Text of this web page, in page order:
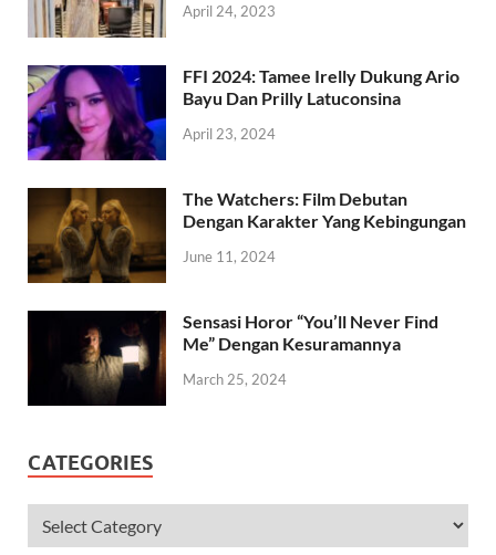
April 24, 2023
FFI 2024: Tamee Irelly Dukung Ario
Bayu Dan Prilly Latuconsina
April 23, 2024
The Watchers: Film Debutan
Dengan Karakter Yang Kebingungan
June 11, 2024
Sensasi Horor “You’ll Never Find
Me” Dengan Kesuramannya
March 25, 2024
CATEGORIES